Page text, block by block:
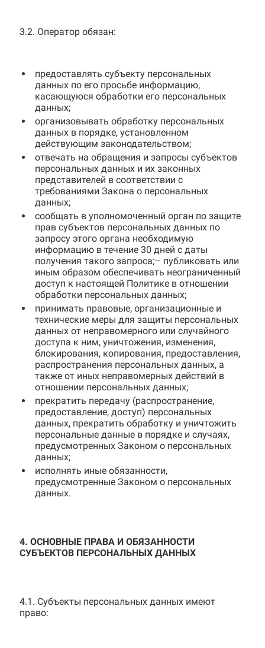
3.2. Оператор обязан:
предоставлять субъекту персональных
данных по его просьбе информацию,
касающуюся обработки его персональных
данных;
организовывать обработку персональных
данных в порядке, установленном
действующим законодательством;
отвечать на обращения и запросы субъектов
персональных данных и их законных
представителей в соответствии с
требованиями Закона о персональных
данных;
сообщать в уполномоченный орган по защите
прав субъектов персональных данных по
запросу этого органа необходимую
информацию в течение 30 дней с даты
получения такого запроса;– публиковать или
иным образом обеспечивать неограниченный
доступ к настоящей Политике в отношении
обработки персональных данных;
принимать правовые, организационные и
технические меры для защиты персональных
данных от неправомерного или случайного
доступа к ним, уничтожения, изменения,
блокирования, копирования, предоставления,
распространения персональных данных, а
также от иных неправомерных действий в
отношении персональных данных;
прекратить передачу (распространение,
предоставление, доступ) персональных
данных, прекратить обработку и уничтожить
персональные данные в порядке и случаях,
предусмотренных Законом о персональных
данных;
исполнять иные обязанности,
предусмотренные Законом о персональных
данных.
4. ОСНОВНЫЕ ПРАВА И ОБЯЗАННОСТИ
СУБЪЕКТОВ ПЕРСОНАЛЬНЫХ ДАННЫХ
4.1. Субъекты персональных данных имеют
право: